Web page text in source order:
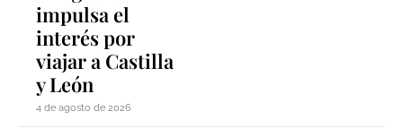
impulsa el
interés por
viajar a Castilla
y León
4 de agosto de 2026